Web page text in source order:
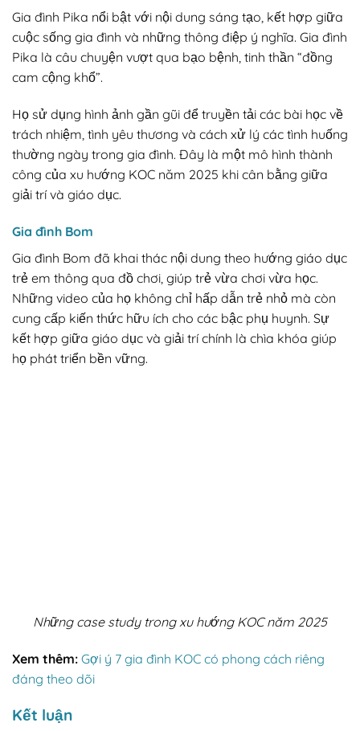
Gia đình Pika nổi bật với nội dung sáng tạo, kết hợp giữa
cuộc sống gia đình và những thông điệp ý nghĩa. Gia đình
Pika là câu chuyện vượt qua bạo bệnh, tinh thần “đồng
cam cộng khổ”.
Họ sử dụng hình ảnh gần gũi để truyền tải các bài học về
trách nhiệm, tình yêu thương và cách xử lý các tình huống
thường ngày trong gia đình. Đây là một mô hình thành
công của xu hướng KOC năm 2025 khi cân bằng giữa
giải trí và giáo dục.
Gia đình Bom
Gia đình Bom đã khai thác nội dung theo hướng giáo dục
trẻ em thông qua đồ chơi, giúp trẻ vừa chơi vừa học.
Những video của họ không chỉ hấp dẫn trẻ nhỏ mà còn
cung cấp kiến thức hữu ích cho các bậc phụ huynh. Sự
kết hợp giữa giáo dục và giải trí chính là chìa khóa giúp
họ phát triển bền vững.
Những case study trong xu hướng KOC năm 2025
Xem thêm: Gợi ý 7 gia đình KOC có phong cách riêng
đáng theo dõi
Kết luận